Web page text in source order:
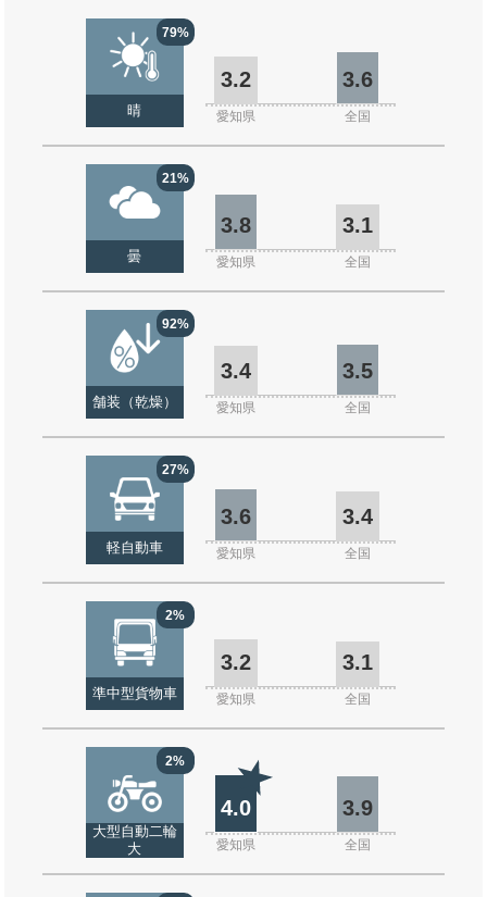
79%
晴
3.2 3.6
愛知県 全国
21%
曇
3.8 3.1
愛知県 全国
92%
舗装（乾燥）
3.4 3.5
愛知県 全国
27%
軽自動車
3.6 3.4
愛知県 全国
2%
準中型貨物車
3.2 3.1
愛知県 全国
2%
大型自動二輪
大
4.0 3.9
愛知県 全国